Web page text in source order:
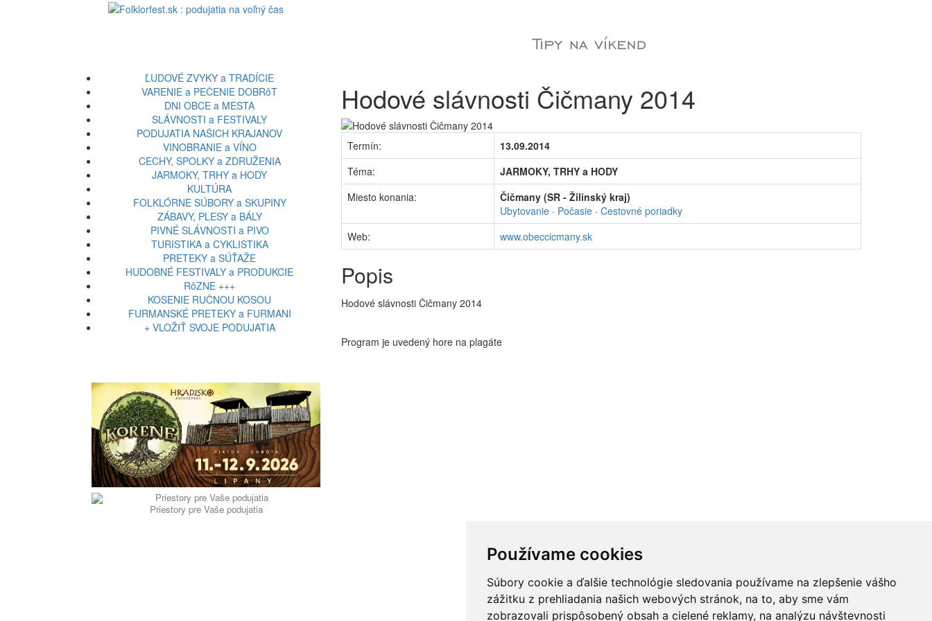
Používame cookies
Súbory cookie a ďalšie technológie sledovania používame na zlepšenie vášho
zážitku z prehliadania našich webových stránok, na to, aby sme vám
zobrazovali prispôsobený obsah a cielené reklamy, na analýzu návštevnosti
ĽUDOVÉ ZVYKY a TRADÍCIE
VARENIE a PEČENIE DOBRôT
DNI OBCE a MESTA
SLÁVNOSTI a FESTIVALY
PODUJATIA NAŠICH KRAJANOV
VINOBRANIE a VÍNO
CECHY, SPOLKY a ZDRUŽENIA
JARMOKY, TRHY a HODY
KULTÚRA
FOLKLÓRNE SÚBORY a SKUPINY
ZÁBAVY, PLESY a BÁLY
PIVNÉ SLÁVNOSTI a PIVO
TURISTIKA a CYKLISTIKA
PRETEKY a SÚŤAŽE
HUDOBNÉ FESTIVALY a PRODUKCIE
RôZNE +++
KOSENIE RUČNOU KOSOU
FURMANSKÉ PRETEKY a FURMANI
+ VLOŽIŤ SVOJE PODUJATIA
Priestory pre Vaše podujatia
Hodové slávnosti Čičmany 2014
Termín:
13.09.2014
Téma:
JARMOKY, TRHY a HODY
Miesto konania:
Čičmany (SR - Žilinský kraj)
Ubytovanie · Počasie · Cestovné poriadky
Web:
www.obeccicmany.sk
Popis
Hodové slávnosti Čičmany 2014
Program je uvedený hore na plagáte